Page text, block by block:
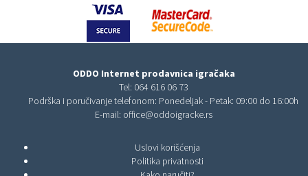
ODDO Internet prodavnica igračaka
Tel: 064 616 06 73
Podrška i poručivanje telefonom: Ponedeljak - Petak: 09:00 do 16:00h
E-mail: office@oddoigracke.rs
Uslovi korišćenja
Politika privatnosti